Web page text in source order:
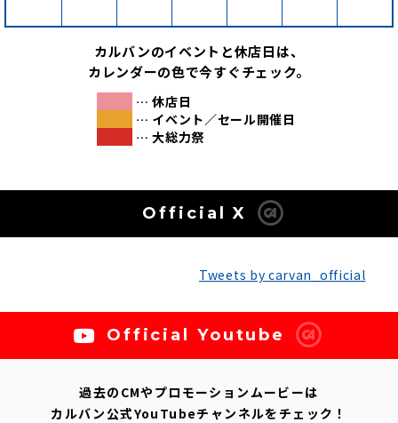
2026
カルバンのイベントと休店日は、
カレンダーの色で今すぐチェック。
… 休店日
… イベント／セール開催日
… 大総力祭
Official X
Tweets by carvan_official
Official Youtube
過去のCMやプロモーションムービーは
カルバン公式YouTubeチャンネルをチェック！